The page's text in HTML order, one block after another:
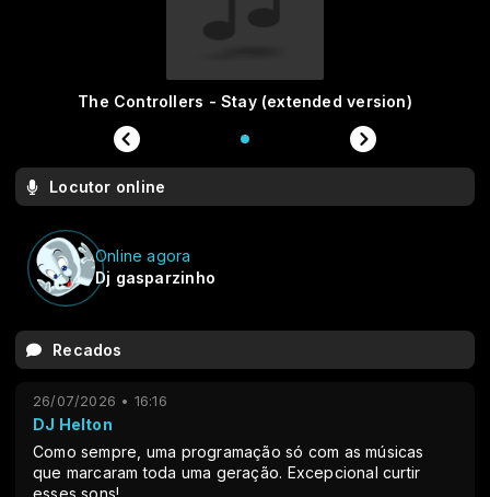
The Controllers - Stay (extended version)
Locutor online
Online agora
Dj gasparzinho
Recados
DJ Helton
26/07/2026 • 16:16
Como sempre, uma programação só com as músicas
que marcaram toda uma geração. Excepcional curtir